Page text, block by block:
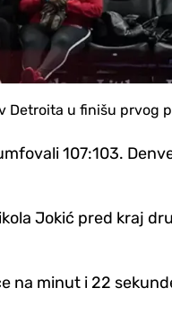
Detroita u finišu prvog
107:103.
Jokić pred kraj
na minut i 22